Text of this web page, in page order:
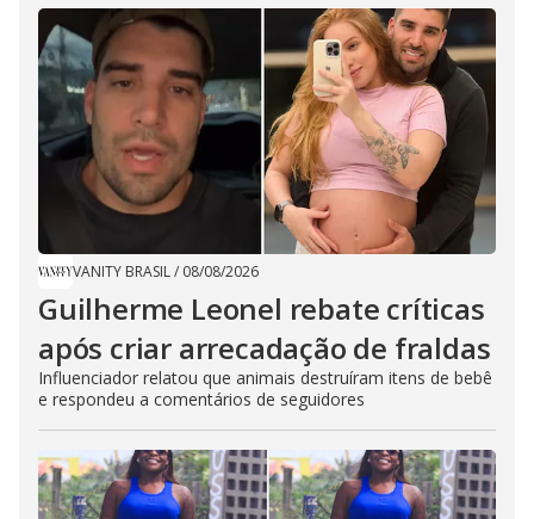
VANITY BRASIL/ 08/08/2026
Guilherme Leonel rebate críticas
após criar arrecadação de fraldas
Influenciador relatou que animais destruíram itens de bebê
e respondeu a comentários de seguidores